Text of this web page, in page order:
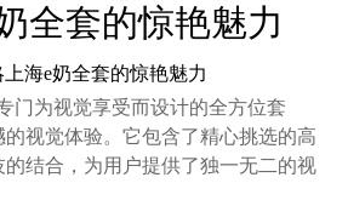
全套的惊艳魅力
门为视觉享受而设计的全方位套
视觉体验。它包含了精心挑选的高
结合，为用户提供了独一无二的视